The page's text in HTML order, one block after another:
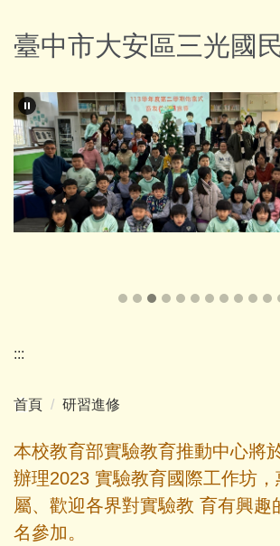
到
主
內
容
區
臺中市大安區三光國
:::
首頁 研習進修
本校教育部實驗教育推動中心將
辦理2023 實驗教育國際工作坊
屬、歡迎各界對實驗教 育有興趣
名參加。